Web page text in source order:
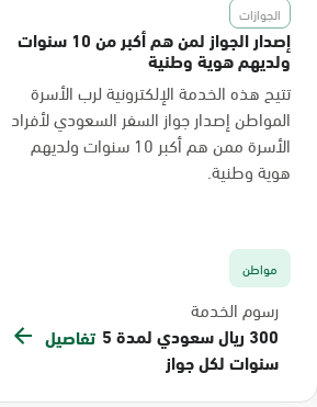
الجوازات
إصدار الجواز لمن هم أكبر من 10 سنوات
ولديهم هوية وطنية
تتيح هذه الخدمة الإلكترونية لرب الأسرة
المواطن إصدار جواز السفر السعودي لأفراد
الأسرة ممن هم أكبر 10 سنوات ولديهم
هوية وطنية.
مواطن
رسوم الخدمة
300 ريال سعودي لمدة 5
سنوات لكل جواز
تفاصيل